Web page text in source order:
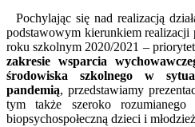
Pochylając się nad realizacją
podstawowym kierunkiem
roku szkolnym 2020/2021 –
zakresie wsparcia
środowiska szkolnego w
pandemią, przedstawiamy
tym także szeroko
biopsychospołeczną dzieci i